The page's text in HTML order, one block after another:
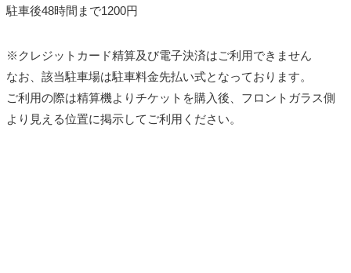
駐車後48時間まで1200円
※クレジットカード精算及び電子決済はご利用できません
なお、該当駐車場は駐車料金先払い式となっております。
ご利用の際は精算機よりチケットを購入後、フロントガラス側
より見える位置に掲示してご利用ください。